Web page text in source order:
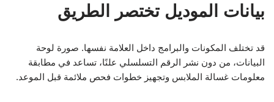
بيانات الموديل تختصر الطريق
قد تختلف المكونات والبرامج داخل العلامة نفسها. صورة لوحة
البيانات، من دون نشر الرقم التسلسلي علنًا، تساعد في مطابقة
معلومات غسالة الملابس وتجهيز خطوات فحص ملائمة قبل الموعد.